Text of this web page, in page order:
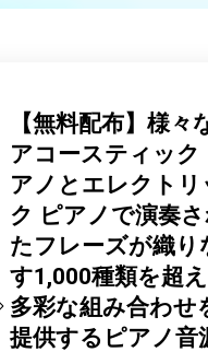
【無料配布】様々
アコースティック
アノとエレクトリ
ク ピアノで演奏
たフレーズが織り
す1,000種類を超
多彩な組み合わせ
提供するピアノ音